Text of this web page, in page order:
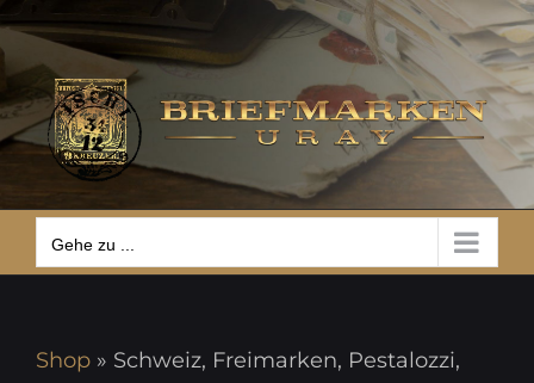
Zum
Inhalt
springen
Gehe zu ...
Gehe zu ...
Shop » Schweiz, Freimarken, Pestalozzi,